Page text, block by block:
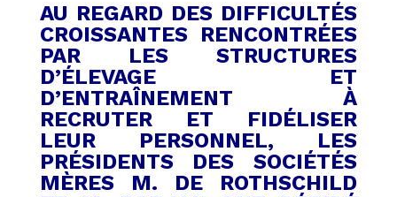
AU REGARD DES DIFFICULTÉS
CROISSANTES RENCONTRÉES
PAR LES STRUCTURES
D’ÉLEVAGE ET
D’ENTRAÎNEMENT À
RECRUTER ET FIDÉLISER
LEUR PERSONNEL, LES
PRÉSIDENTS DES SOCIÉTÉS
MÈRES M. DE ROTHSCHILD